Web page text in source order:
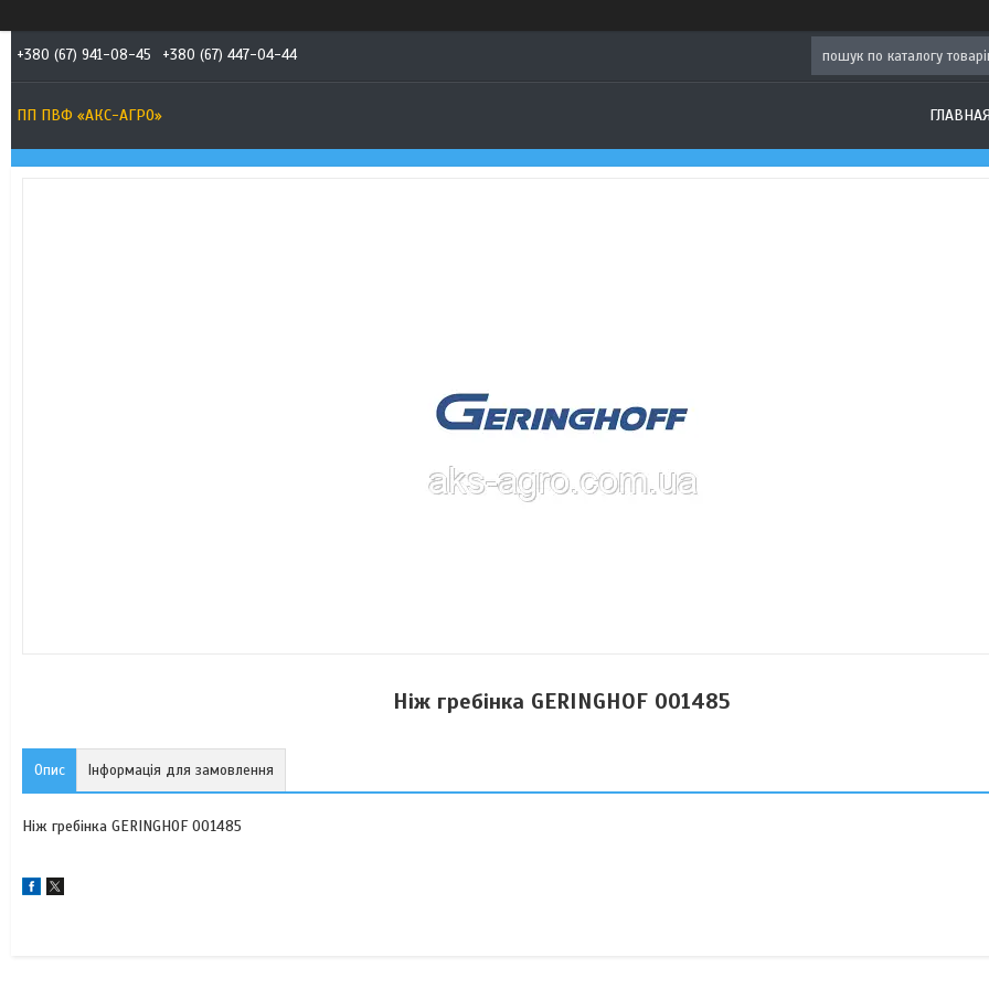
+380 (67) 941-08-45 +380 (67) 447-04-44
ПП ПВФ «АКС-АГРО» ГЛАВНАЯ
Ніж гребінка GERINGHOF 001485
Опис Інформація для замовлення
Ніж гребінка GERINGHOF 001485